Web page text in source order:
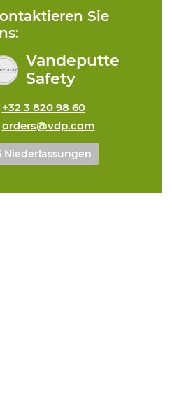
Sie
Vandeputte
Safety
+32 3 820 98 60
orders@vdp.com
Niederlassungen